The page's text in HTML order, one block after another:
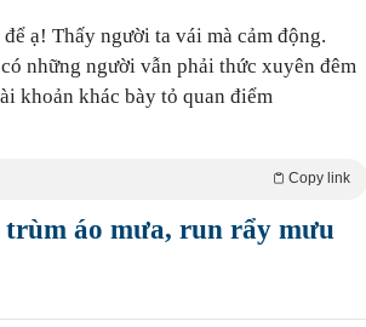
ạ! Thấy người ta vái mà cảm động.
những người vẫn phải thức xuyên đêm
khoản khác bày tỏ quan điểm
Copy link
áo mưa, run rẩy mưu